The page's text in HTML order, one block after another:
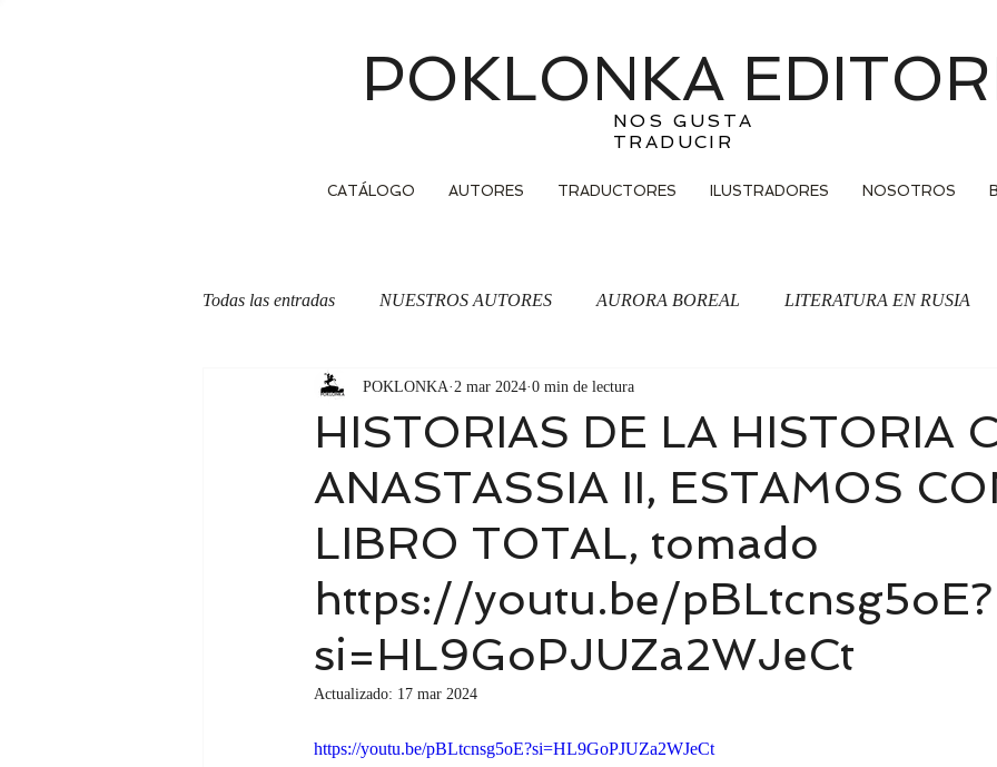
POKLONKA
NOS GUSTA
TRADUCIR
CATÁLOGO AUTORES TRADUCTORES ILUSTRADORES NOSOTROS
Todas las entradas NUESTROS AUTORES AURORA BOREAL LITERATURA EN RUSIA
OTRA CARA DE LA MONEDA Traducción
HISTORIAS DE LA HISTORIA
ANASTASSIA II, ESTAMOS
LIBRO TOTAL, tomado
https://youtu.be/pBLtcnsg5oE?
si=HL9GoPJUZa2WJeCt
POKLONKA 2 mar 2024 0 min de lectura
Actualizado: 17 mar 2024
https://youtu.be/pBLtcnsg5oE?si=HL9GoPJUZa2WJeCt